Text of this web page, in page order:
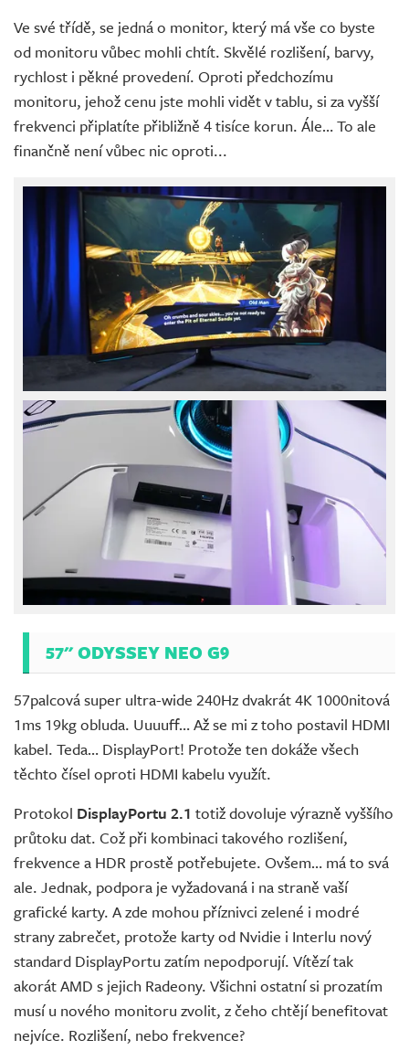
Ve své třídě, se jedná o monitor, který má vše co byste
od monitoru vůbec mohli chtít. Skvělé rozlišení, barvy,
rychlost i pěkné provedení. Oproti předchozímu
monitoru, jehož cenu jste mohli vidět v tablu, si za vyšší
frekvenci připlatíte přibližně 4 tisíce korun. Ále… To ale
finančně není vůbec nic oproti...
57" ODYSSEY NEO G9
57palcová super ultra-wide 240Hz dvakrát 4K 1000nitová
1ms 19kg obluda. Uuuuff… Až se mi z toho postavil HDMI
kabel. Teda… DisplayPort! Protože ten dokáže všech
těchto čísel oproti HDMI kabelu využít.
Protokol DisplayPortu 2.1 totiž dovoluje výrazně vyššího
průtoku dat. Což při kombinaci takového rozlišení,
frekvence a HDR prostě potřebujete. Ovšem… má to svá
ale. Jednak, podpora je vyžadovaná i na straně vaší
grafické karty. A zde mohou příznivci zelené i modré
strany zabrečet, protože karty od Nvidie i Interlu nový
standard DisplayPortu zatím nepodporují. Vítězí tak
akorát AMD s jejich Radeony. Všichni ostatní si prozatím
musí u nového monitoru zvolit, z čeho chtějí benefitovat
nejvíce. Rozlišení, nebo frekvence?